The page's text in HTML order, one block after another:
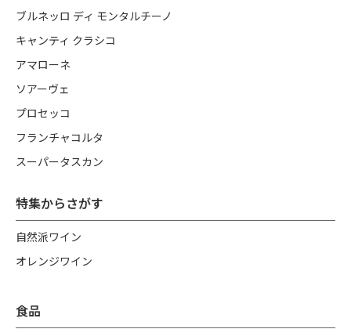
ブルネッロ ディ モンタルチーノ
キャンティ クラシコ
アマローネ
ソアーヴェ
プロセッコ
フランチャコルタ
スーパータスカン
特集からさがす
自然派ワイン
オレンジワイン
食品